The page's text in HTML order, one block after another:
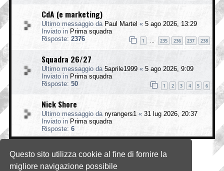
Questo sito utilizza cookie al fine di fornire la
migliore navigazione possibile
CdA (e marketing)
Ultimo messaggio da Paul Martel « 5 ago 2026, 13:29
Inviato in Prima squadra
Risposte: 2376 1 235 236 237 238
Squadra 26/27
Ultimo messaggio da 5aprile1999 « 5 ago 2026, 9:09
Inviato in Prima squadra
Risposte: 50 1 2 3 4 5 6
Nick Shore
Ultimo messaggio da nyrangers1 « 31 lug 2026, 20:37
Inviato in Prima squadra
Risposte: 6